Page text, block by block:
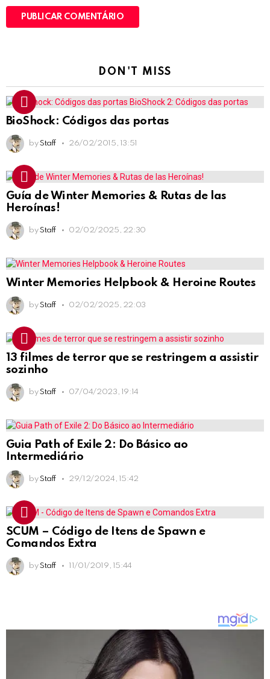
DON'T MISS
BioShock: Códigos das portas
by Staff 26/02/2015, 13:51
Guía de Winter Memories & Rutas de las
Heroínas!
by Staff 02/02/2025, 22:30
Winter Memories Helpbook & Heroine Routes
by Staff 02/02/2025, 22:03
13 filmes de terror que se restringem a assistir
sozinho
by Staff 07/04/2023, 19:14
Guia Path of Exile 2: Do Básico ao
Intermediário
by Staff 29/12/2024, 15:42
SCUM – Código de Itens de Spawn e
Comandos Extra
by Staff 11/01/2019, 15:44